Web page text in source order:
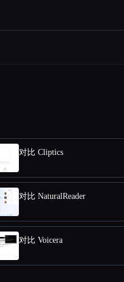
对比 Cliptics
对比 NaturalReader
对比 Voicera